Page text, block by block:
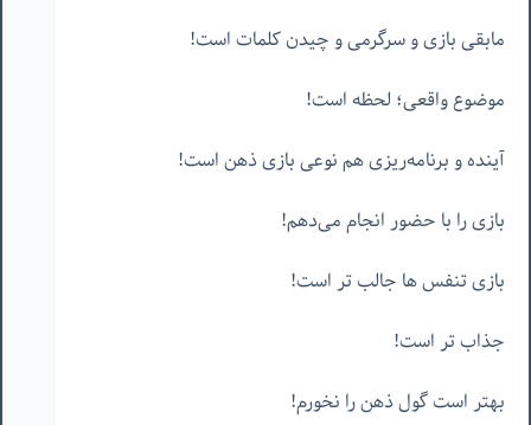
مابقی بازی و سرگرمی و چیدن کلمات است!
موضوع واقعی؛ لحظه است!
آینده و برنامه‌ریزی هم نوعی بازی ذهن است!
بازی را با حضور انجام می‌دهم!
بازی تنفس ها جالب تر است!
جذاب تر است!
بهتر است گول ذهن را نخورم!